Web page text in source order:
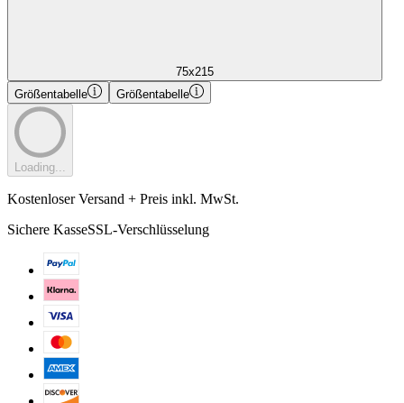
75x215
Größentabelle
Größentabelle
Loading...
Kostenloser Versand + Preis inkl. MwSt.
Sichere KasseSSL-Verschlüsselung